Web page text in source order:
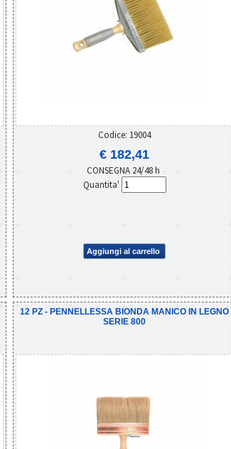
Codice: 19004
€ 182,41
CONSEGNA 24/48 h
Quantita'
Aggiungi al carrello
12 PZ - PENNELLESSA BIONDA MANICO IN LEGNO
SERIE 800